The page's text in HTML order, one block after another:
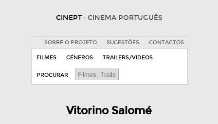
CINEPT · CINEMA PORTUGUÊS
SOBRE O PROJETO SUGESTÕES CONTACTOS
FILMES GÉNEROS TRAILERS/VIDEOS
PROCURAR
Vitorino Salomé